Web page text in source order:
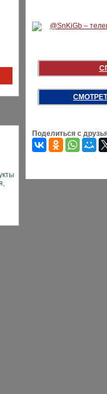
Поделиться с